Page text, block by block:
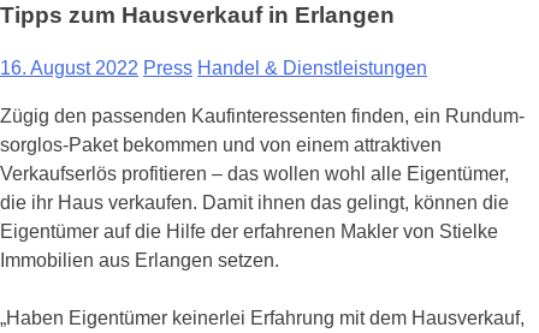
Tipps zum Hausverkauf in Erlangen
16. August 2022 Press Handel & Dienstleistungen
Zügig den passenden Kaufinteressenten finden, ein Rundum-
sorglos-Paket bekommen und von einem attraktiven
Verkaufserlös profitieren – das wollen wohl alle Eigentümer,
die ihr Haus verkaufen. Damit ihnen das gelingt, können die
Eigentümer auf die Hilfe der erfahrenen Makler von Stielke
Immobilien aus Erlangen setzen.
„Haben Eigentümer keinerlei Erfahrung mit dem Hausverkauf,